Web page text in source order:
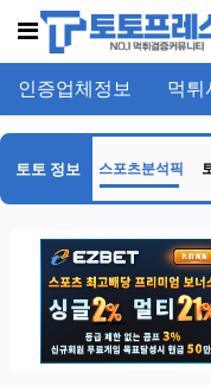
메뉴
인증업체정보 먹튀
토토 정보 스포츠분석픽